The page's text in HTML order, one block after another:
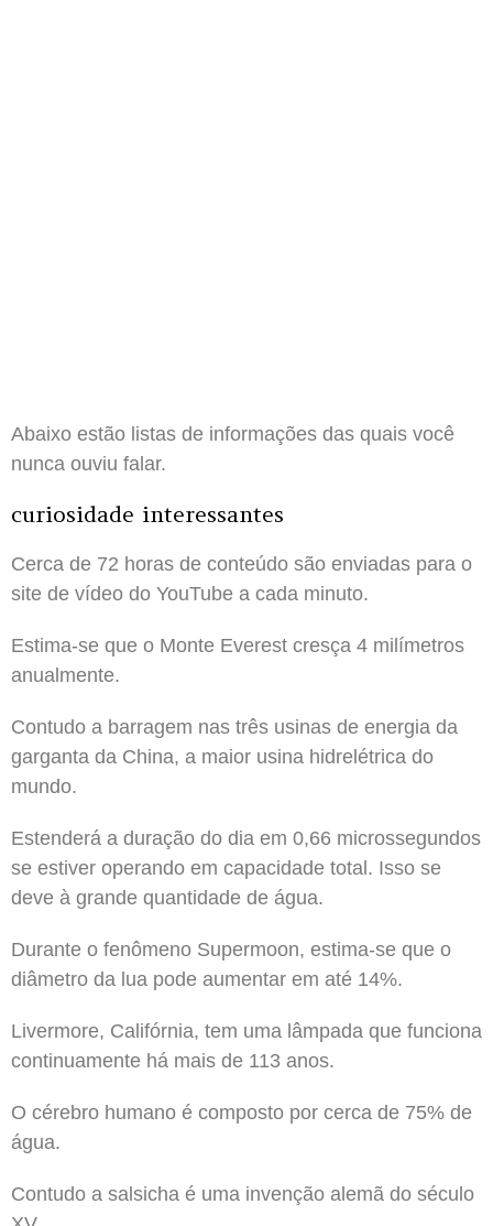
Abaixo estão listas de informações das quais você
nunca ouviu falar.
curiosidade interessantes
Cerca de 72 horas de conteúdo são enviadas para o
site de vídeo do YouTube a cada minuto.
Estima-se que o Monte Everest cresça 4 milímetros
anualmente.
Contudo a barragem nas três usinas de energia da
garganta da China, a maior usina hidrelétrica do
mundo.
Estenderá a duração do dia em 0,66 microssegundos
se estiver operando em capacidade total. Isso se
deve à grande quantidade de água.
Durante o fenômeno Supermoon, estima-se que o
diâmetro da lua pode aumentar em até 14%.
Livermore, Califórnia, tem uma lâmpada que funciona
continuamente há mais de 113 anos.
O cérebro humano é composto por cerca de 75% de
água.
Contudo a salsicha é uma invenção alemã do século